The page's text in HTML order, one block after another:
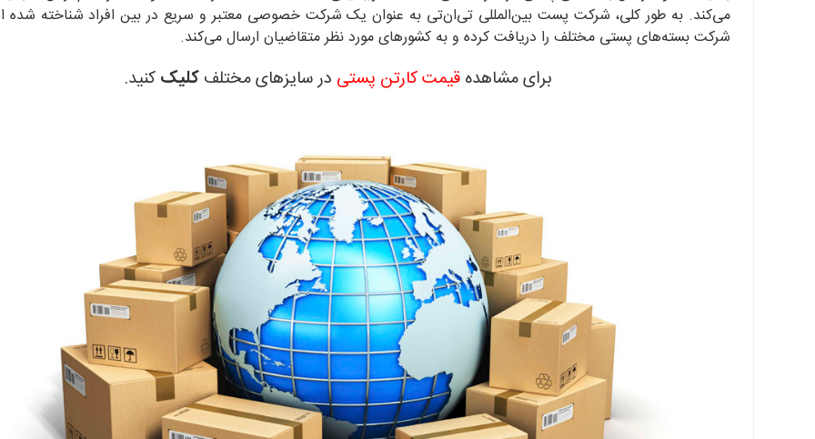
می‌کند. به طور کلی، شرکت پست بین‌المللی تی‌ان‌تی به عنوان یک شرکت خصوصی معتبر و سریع در بین افراد شناخته
شرکت بسته‌های پستی مختلف را دریافت کرده و به کشورهای مورد ‌نظر متقاضیان ارسال می‌کند.
برای مشاهدهقیمت کارتن پستی در سایزهای مختلفکلیک کنید.